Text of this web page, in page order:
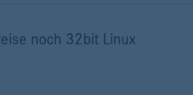
noch 32bit Linux